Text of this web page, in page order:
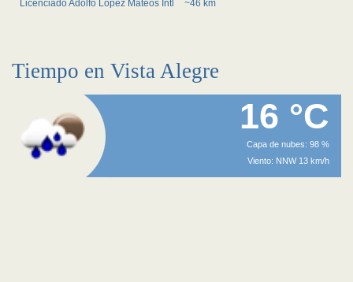
Licenciado Adolfo Lopez Mateos Intl ~46 km
Tiempo en Vista Alegre
16 °C
Capa de nubes: 98 %
Viento: NNW 13 km/h